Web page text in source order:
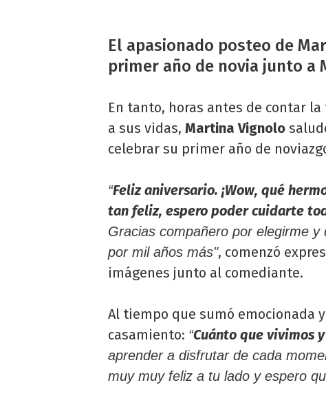
El apasionado posteo de
primer año de novia junto a
En tanto, horas antes de contar
a sus vidas, Martina Vignolo
celebrar su primer año de
“Feliz aniversario. ¡Wow, qué
tan feliz, espero poder cuidarte
Gracias compañero por elegirme
por mil años más", comenzó
imágenes junto al comediante.
Al tiempo que sumó emocionada
casamiento: “Cuánto que vivimos
aprender a disfrutar de cada
muy muy feliz a tu lado y espero